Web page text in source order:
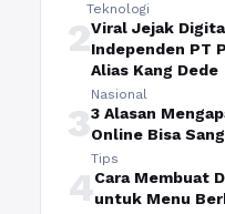
Teknologi
2Viral Jejak
Independen PT
Alias Kang Dede
Nasional
33 Alasan
Online Bisa
Tips
4Cara Membuat
untuk Menu